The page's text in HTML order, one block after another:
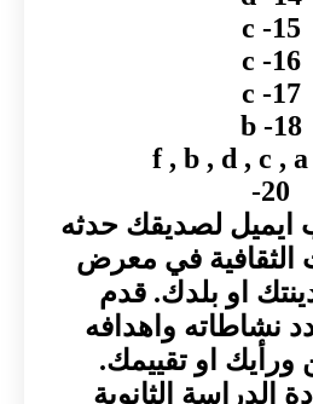
15- c
16- c
17- c
18- b
20-
ايميل لصديقك حدثه
الثقافية في معرض
او بلدك. قدم
نشاطاته واهدافه
ورأيك او تقييمك.
الدراسة الثانوية